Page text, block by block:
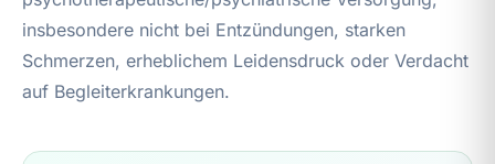
insbesondere nicht bei Entzündungen, starken
Schmerzen, erheblichem Leidensdruck oder Verdacht
auf Begleiterkrankungen.